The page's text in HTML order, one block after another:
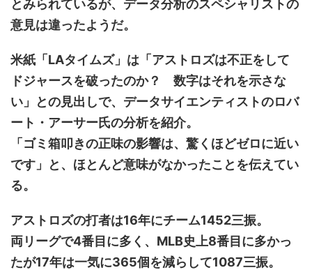
とみられているが、データ分析のスペシャリストの
意見は違ったようだ。
米紙「LAタイムズ」は「アストロズは不正をして
ドジャースを破ったのか？ 数字はそれを示さな
い」との見出しで、データサイエンティストのロバ
ート・アーサー氏の分析を紹介。
「ゴミ箱叩きの正味の影響は、驚くほどゼロに近い
です」と、ほとんど意味がなかったことを伝えてい
る。
アストロズの打者は16年にチーム1452三振。
両リーグで4番目に多く、MLB史上8番目に多かっ
たが17年は一気に365個を減らして1087三振。